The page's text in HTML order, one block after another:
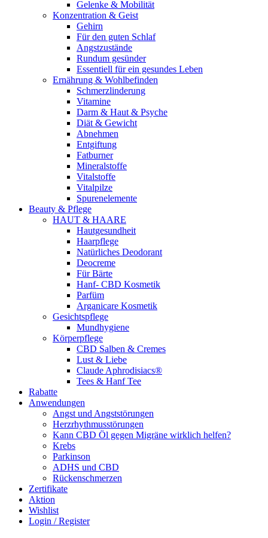
Gelenke & Mobilität
Konzentration & Geist
Gehirn
Für den guten Schlaf
Angstzustände
Rundum gesünder
Essentiell für ein gesundes Leben
Ernährung & Wohlbefinden
Schmerzlinderung
Vitamine
Darm & Haut & Psyche
Diät & Gewicht
Abnehmen
Entgiftung
Fatburner
Mineralstoffe
Vitalstoffe
Vitalpilze
Spurenelemente
Beauty & Pflege
HAUT & HAARE
Hautgesundheit
Haarpflege
Natürliches Deodorant
Deocreme
Für Bärte
Hanf- CBD Kosmetik
Parfüm
Arganicare Kosmetik
Gesichtspflege
Mundhygiene
Körperpflege
CBD Salben & Cremes
Lust & Liebe
Claude Aphrodisiacs®
Tees & Hanf Tee
Rabatte
Anwendungen
Angst und Angststörungen
Herzrhythmusstörungen
Kann CBD Öl gegen Migräne wirklich helfen?
Krebs
Parkinson
ADHS und CBD
Rückenschmerzen
Zertifikate
Aktion
Wishlist
Login / Register